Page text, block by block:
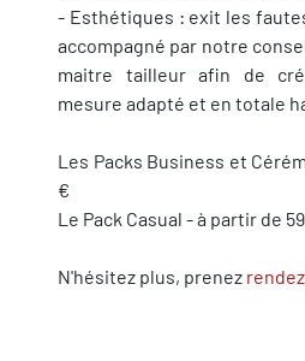
- Esthétiques : exit les
accompagné par notre
maitre tailleur afin de
mesure adapté et en totale
Les Packs Business et
€
Le Pack Casual - à partir de
N'hésitez plus, prenez